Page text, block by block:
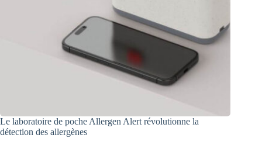
Le laboratoire de poche Allergen Alert révolutionne la
détection des allergènes